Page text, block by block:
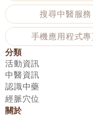
搜尋中醫服務
手機應用程式專
分類
活動資訊
中醫資訊
認識中藥
經脈穴位
關於